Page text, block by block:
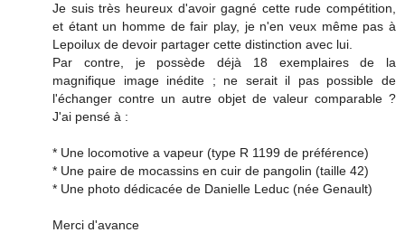
Je suis très heureux d'avoir gagné cette rude compétition,
et étant un homme de fair play, je n'en veux même pas à
Lepoilux de devoir partager cette distinction avec lui.
Par contre, je possède déjà 18 exemplaires de la
magnifique image inédite ; ne serait il pas possible de
l'échanger contre un autre objet de valeur comparable ?
J'ai pensé à :
* Une locomotive a vapeur (type R 1199 de préférence)
* Une paire de mocassins en cuir de pangolin (taille 42)
* Une photo dédicacée de Danielle Leduc (née Genault)
Merci d'avance